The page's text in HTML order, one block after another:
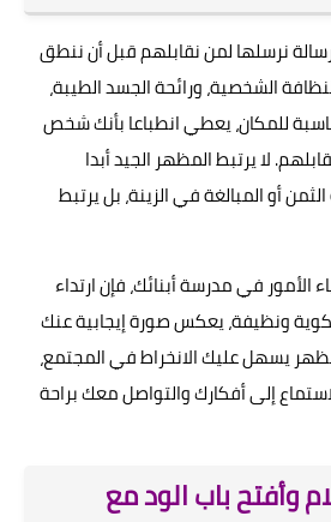
نرسلها لمن نقابلهم قبل أن ننطق
الشخصية، ورائحة الجسد الطيبة،
للمكان، يعطي انطباعا بأنك شخص
لا يرتبط المظهر الجيد أبدا
أو المبالغة في الزينة، بل يرتبط
الأمور في مدرسة أبنائك، فإن ارتداء
ونظيفة، يعكس صورة إيجابية عنك
يسهل عليك الانخراط في المجتمع،
إلى أفكارك والتواصل معك براحة
وأفتح باب الود مع